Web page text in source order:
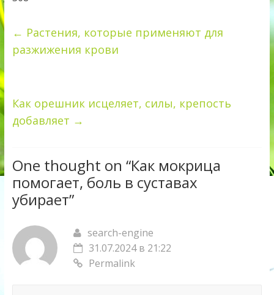
← Растения, которые применяют для
разжижения крови
Как орешник исцеляет, силы, крепость
добавляет →
One thought on “Как мокрица
помогает, боль в суставах
убирает”
search-engine
31.07.2024 в 21:22
Permalink